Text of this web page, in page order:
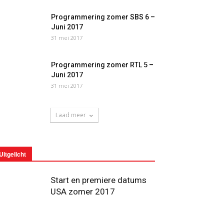
Programmering zomer SBS 6 –
Juni 2017
31 mei 2017
Programmering zomer RTL 5 –
Juni 2017
31 mei 2017
Laad meer
Start en premiere datums
USA zomer 2017